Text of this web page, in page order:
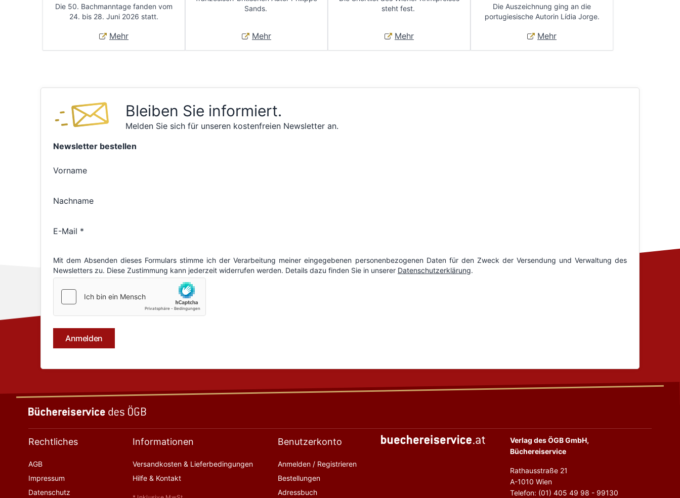
Die 50. Bachmanntage fanden vom
24. bis 28. Juni 2026 statt.
Mehr
Sands.
Mehr
steht fest.
Mehr
Die Auszeichnung ging an die
portugiesische Autorin Lídia Jorge.
Mehr
Bleiben Sie informiert.
Melden Sie sich für unseren kostenfreien Newsletter an.
Rechtliches
AGB
Impressum
Datenschutz
Informationen
Versandkosten & Lieferbedingungen
Hilfe & Kontakt
Benutzerkonto
Anmelden / Registrieren
Bestellungen
Adressbuch
Verlag des ÖGB GmbH,
Büchereiservice
Rathausstraße 21
A-1010 Wien
Telefon: (01) 405 49 98 - 99130